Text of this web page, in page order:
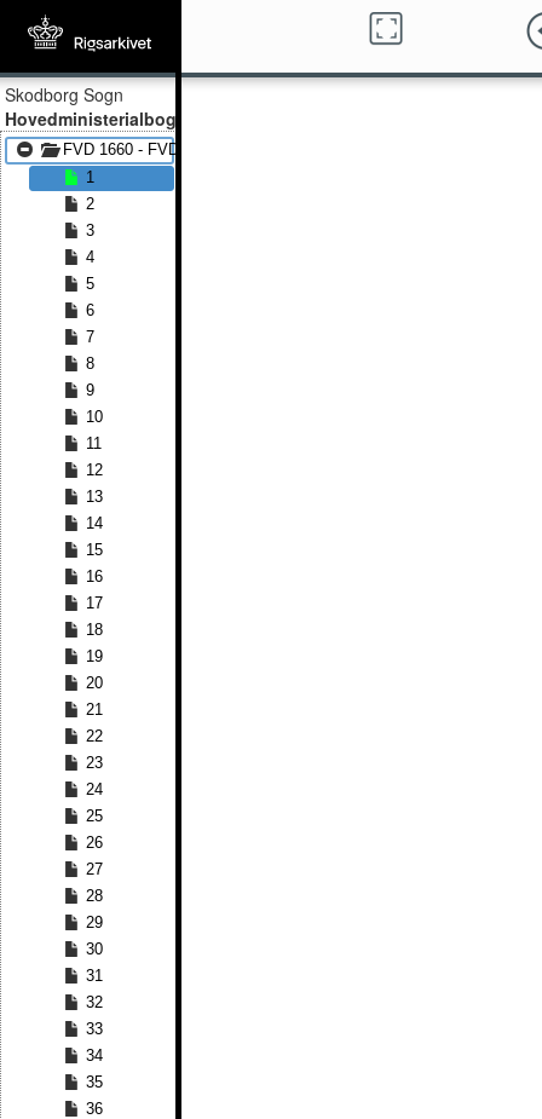
Skodborg Sogn
Hovedministerialbog
FVD 1660 - FVD 1740
1
2
3
4
5
6
7
8
9
10
11
12
13
14
15
16
17
18
19
20
21
22
23
24
25
26
27
28
29
30
31
32
33
34
35
36